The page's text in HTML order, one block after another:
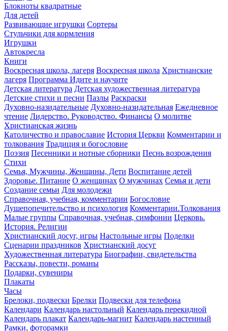
Блокноты квадратные
Для детей
Развивающие игрушки Сортеры
Стульчики для кормления
Игрушки
Автокресла
Книги
Воскресная школа, лагеря Воскресная школа Христианские
лагеря Программа Идите и научите
Детская литература Детская художественная литература
Детские стихи и песни Пазлы Раскраски
Духовно-назидательные Духовно-назидательная Ежедневное
чтение Лидерство. Руководство. Финансы О молитве
Христианская жизнь
Католичество и православие История Церкви Комментарии и
толкования Традиция и богословие
Поэзия Песенники и нотные сборники Песнь возрождения
Стихи
Семья, Мужчины, Женщины, Дети Воспитание детей
Здоровье. Питание О женщинах О мужчинах Семья и дети
Создание семьи Для молодежи
Справочная, учебная, комментарии Богословие
Душепопечительство и психология Комментарии.Толкования
Малые группы Справочная, учебная, симфонии Церковь.
История. Религии
Христианский досуг, игры Настольные игры Поделки
Сценарии праздников Христианский досуг
Художественная литература Биографии, свидетельства
Рассказы, повести, романы
Подарки, сувениры
Плакаты
Часы
Брелоки, подвески Брелки Подвески для телефона
Календари Календарь настольный Календарь перекидной
Календарь плакат Календарь-магнит Календарь настенный
Рамки, фоторамки